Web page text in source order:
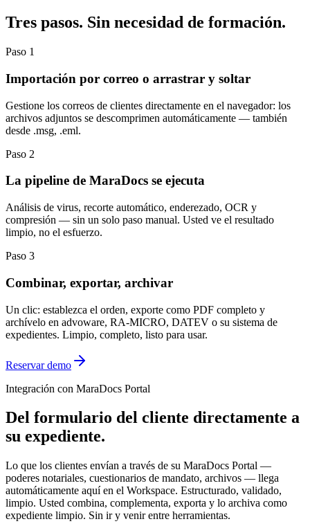
Tres pasos. Sin necesidad de formación.
Paso 1
Importación por correo o arrastrar y soltar
Gestione los correos de clientes directamente en el navegador: los
archivos adjuntos se descomprimen automáticamente — también
desde .msg, .eml.
Paso 2
La pipeline de MaraDocs se ejecuta
Análisis de virus, recorte automático, enderezado, OCR y
compresión — sin un solo paso manual. Usted ve el resultado
limpio, no el esfuerzo.
Paso 3
Combinar, exportar, archivar
Un clic: establezca el orden, exporte como PDF completo y
archívelo en advoware, RA-MICRO, DATEV o su sistema de
expedientes. Limpio, completo, listo para usar.
Reservar demo
Integración con MaraDocs Portal
Del formulario del cliente directamente a
su expediente.
Lo que los clientes envían a través de su MaraDocs Portal —
poderes notariales, cuestionarios de mandato, archivos — llega
automáticamente aquí en el Workspace. Estructurado, validado,
limpio. Usted combina, complementa, exporta y lo archiva como
expediente limpio. Sin ir y venir entre herramientas.